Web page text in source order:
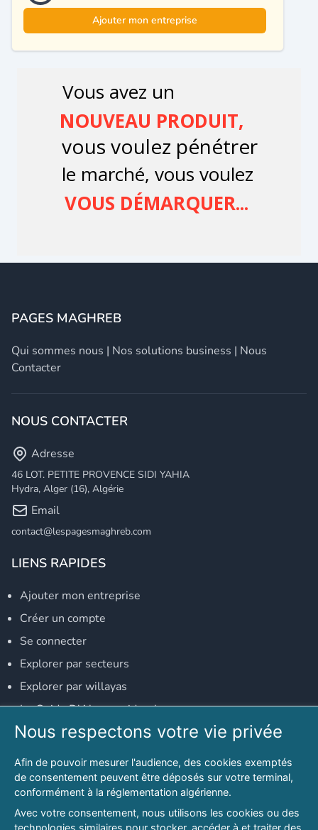
Ajouter mon entreprise
PAGES MAGHREB
Qui sommes nous | Nos solutions business | Nous
Contacter
NOUS CONTACTER
Adresse
46 LOT. PETITE PROVENCE SIDI YAHIA
Hydra, Alger (16), Algérie
Email
contact@lespagesmaghreb.com
LIENS RAPIDES
Ajouter mon entreprise
Créer un compte
Se connecter
Explorer par secteurs
Explorer par willayas
Le Guide D'Alger, guide-alger.com
NOS RÉSEAUX SOCIAUX
Notre page Facebook
Notre page LinkedIn
Notre page Instagram
Nous respectons votre vie privée
Afin de pouvoir mesurer l'audience, des cookies exemptés
de consentement peuvent être déposés sur votre terminal,
conformément à la réglementation algérienne.
Avec votre consentement, nous utilisons les cookies ou des
technologies similaires pour stocker, accéder à et traiter des